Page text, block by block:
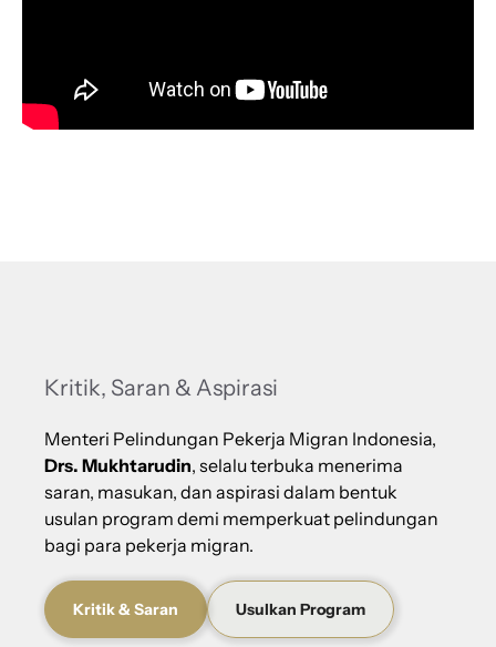
Kritik, Saran & Aspirasi
Menteri Pelindungan Pekerja Migran Indonesia,
Drs. Mukhtarudin, selalu terbuka menerima
saran, masukan, dan aspirasi dalam bentuk
usulan program demi memperkuat pelindungan
bagi para pekerja migran.
Kritik & Saran Usulkan Program